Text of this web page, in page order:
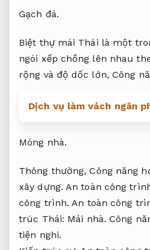
Gạch đá.
Biệt thự mái Thái là một
ngói xếp chồng lên nhau
rộng và độ dốc lớn, Công
Dịch vụ làm vách ngăn
Móng nhà.
Thông thường,Công năng
xây dựng. An toàn công
công trình. An toàn công
trúc Thái: Mái nhà. Công
tiện nghi.